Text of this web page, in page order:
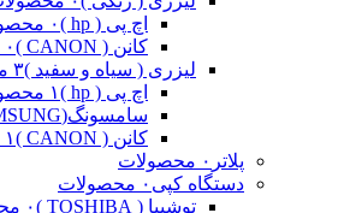
اچ پی ( hp )
۰ محصولات
کانن ( CANON )
۰ محصولات
لیزری ( سیاه و سفید )۳ محصول
اچ پی ( hp )
۱ محصولات
سامسونگ(SAMSUNG)
کانن ( CANON )
۱ محصولات
پلاتر ۰ محصولات
دستگاه کپی ۰ محصولات
توشیبا ( TOSHIBA )
۰ محصولات